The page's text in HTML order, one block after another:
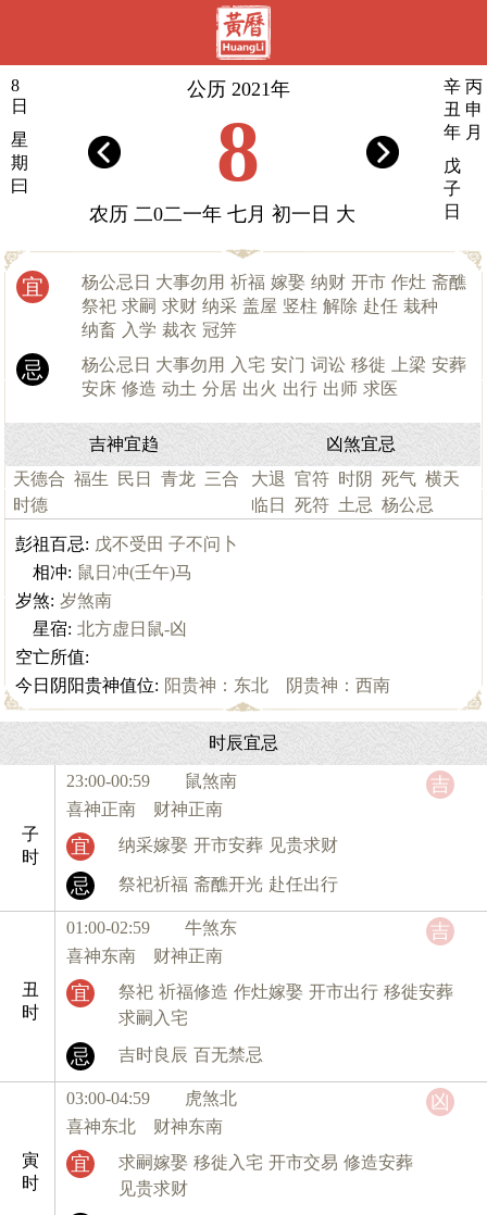
8
日
星
期
曰
辛
丑
年
丙
申
月
戊
子
日
公历 2021年
8
农历 二0二一年 七月 初一日 大
宜 杨公忌日 大事勿用 祈福 嫁娶 纳财 开市 作灶 斋醮
祭祀 求嗣 求财 纳采 盖屋 竖柱 解除 赴任 栽种
纳畜 入学 裁衣 冠笄
忌 杨公忌日 大事勿用 入宅 安门 词讼 移徙 上梁 安葬
安床 修造 动土 分居 出火 出行 出师 求医
吉神宜趋
天德合 福生 民日 青龙 三合
时德
凶煞宜忌
大退 官符 时阴 死气 横天
临日
死符 土忌 杨公忌
彭祖百忌: 戊不受田 子不问卜
相冲: 鼠日冲(壬午)马
岁煞: 岁煞南
星宿: 北方虚日鼠-凶
空亡所值:
今日阴阳贵神值位: 阳贵神：东北 阴贵神：西南
时辰宜忌
子
时
23:00-00:59 鼠煞南
喜神正南 财神正南
宜 纳采嫁娶 开市安葬 见贵求财
忌 祭祀祈福 斋醮开光 赴任出行
吉
丑
时
01:00-02:59 牛煞东
喜神东南 财神正南
宜 祭祀 祈福修造 作灶嫁娶 开市出行 移徙安葬
求嗣入宅
忌 吉时良辰 百无禁忌
吉
寅
时
03:00-04:59 虎煞北
喜神东北 财神东南
宜 求嗣嫁娶 移徙入宅 开市交易 修造安葬
见贵求财
凶